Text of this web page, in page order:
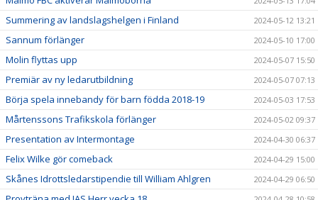
Summering av landslagshelgen i Finland 2024-05-12 13:21
Sannum förlänger 2024-05-10 17:00
Molin flyttas upp 2024-05-07 15:50
Premiär av ny ledarutbildning 2024-05-07 07:13
Börja spela innebandy för barn födda 2018-19 2024-05-03 17:53
Mårtenssons Trafikskola förlänger 2024-05-02 09:37
Presentation av Intermontage 2024-04-30 06:37
Felix Wilke gör comeback 2024-04-29 15:00
Skånes Idrottsledarstipendie till William Ahlgren 2024-04-29 06:50